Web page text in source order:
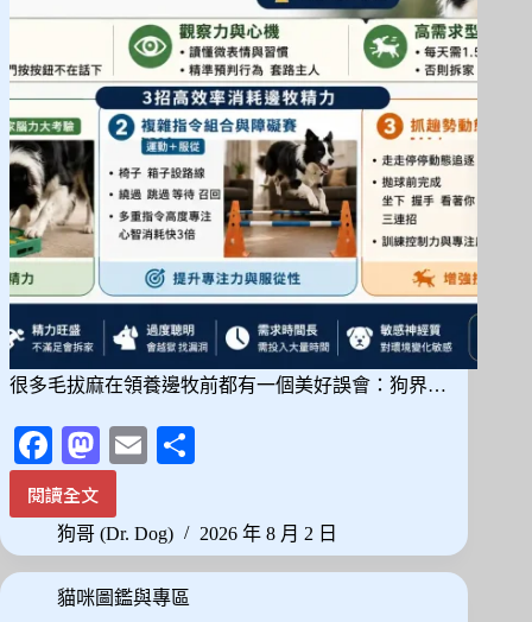
這
3
種
耐
熱
體
質
怎
麼
挑
很多毛拔麻在領養邊牧前都有一個美好誤會：狗界…
Fa
ce
bo
ok
M
as
to
do
n
E
ail
閱讀全文
邊
牧
不
是
天
狗哥 (Dr. Dog) 2026 年 8 月 2 日
貓咪圖鑑與專區